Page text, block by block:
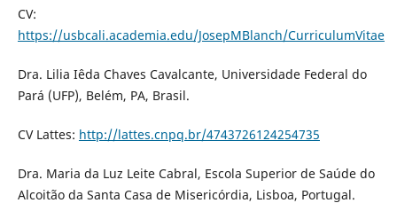
CV:
https://usbcali.academia.edu/JosepMBlanch/CurriculumVitae
Dra. Lilia Iêda Chaves Cavalcante, Universidade Federal do
Pará (UFP), Belém, PA, Brasil.
CV Lattes: http://lattes.cnpq.br/4743726124254735
Dra. Maria da Luz Leite Cabral, Escola Superior de Saúde do
Alcoitão da Santa Casa de Misericórdia, Lisboa, Portugal.